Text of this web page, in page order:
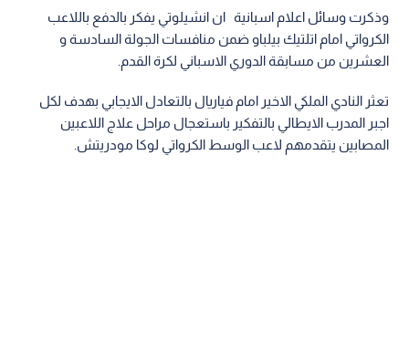
وذكرت وسائل اعلام اسبانية ان انشيلوتي يفكر بالدفع باللاعب
الكرواتي امام اتلتيك بيلباو ضمن منافسات الجولة السادسة و
العشرين من مسابقة الدوري الاسباني لكرة القدم.
تعثر النادي الملكي الاخير امام فياريال بالتعادل الايجابي بهدف لكل
اجبر المدرب الايطالي بالتفكير باستعجال مراحل علاج اللاعبين
المصابين يتقدمهم لاعب الوسط الكرواتي لوكا مودريتش.